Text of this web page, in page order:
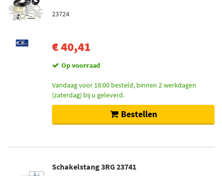
23724
€ 40,41
Op voorraad
Vandaag voor 18:00 besteld, binnen 2 werkdagen
(zaterdag) bij u geleverd.
Bestellen
Schakelstang 3RG 23741